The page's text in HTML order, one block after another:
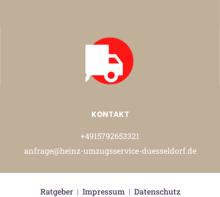
KONTAKT
+4915792653321
anfrage@heinz-umzugsservice-duesseldorf.de
Ratgeber| Impressum| Datenschutz